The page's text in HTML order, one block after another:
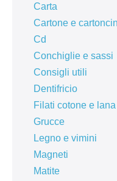
Carta
Cartone e
Cd
Conchiglie e sassi
Consigli utili
Dentifricio
Filati cotone e lana
Grucce
Legno e vimini
Magneti
Matite